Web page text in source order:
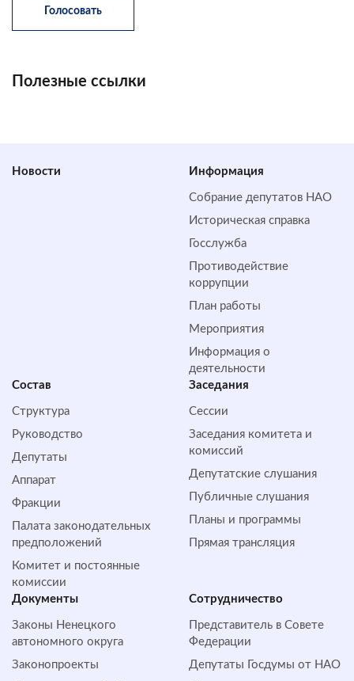
Полезные ссылки
Новости Информация
Собрание депутатов НАО
Историческая справка
Госслужба
Противодействие
коррупции
План работы
Мероприятия
Информация о
деятельности
Состав
Структура
Руководство
Депутаты
Аппарат
Фракции
Палата законодательных
предположений
Комитет и постоянные
комиссии
Заседания
Сессии
Заседания комитета и
комиссий
Депутатские слушания
Публичные слушания
Планы и программы
Прямая трансляция
Документы
Законы Ненецкого
автономного округа
Законопроекты
Сотрудничество
Представитель в Совете
Федерации
Депутаты Госдумы от НАО